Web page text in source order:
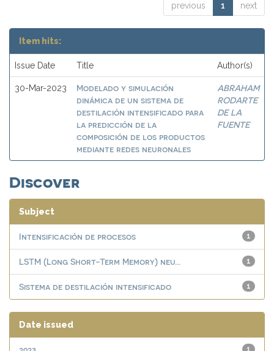
previous 1 next
Item hits:
Issue Date Title Author(s)
30-Mar-2023
Modelado y simulación
dinámica de un sistema de
destilación intensificado para
la predicción de la
composición de los productos
mediante redes neuronales
ABRAHAM
RODARTE
DE LA
FUENTE
Discover
Subject
1
Intensificación de procesos
1
LSTM (Long Short-Term Memory) neu...
1
Sistema de destilación intensificado
Date issued
1